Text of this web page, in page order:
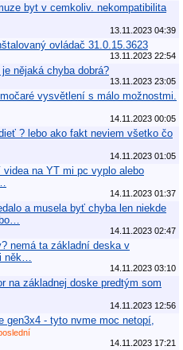
byt v cemkoliv. nekompatibilita
13.11.2023 04:39
ovládač 31.0.15.3623
13.11.2023 22:54
nějaká chyba dobrá?
13.11.2023 23:05
vysvětlení s málo možnostmi.
14.11.2023 00:05
? lebo ako fakt neviem všetko čo
14.11.2023 01:05
na YT mi pc vyplo alebo
14.11.2023 01:37
a musela byť chyba len niekde
14.11.2023 02:47
nemá ta základní deska v
něk…
14.11.2023 03:10
na základnej doske predtým som
14.11.2023 12:56
gen3x4 - tyto nvme moc netopí,
14.11.2023 17:21